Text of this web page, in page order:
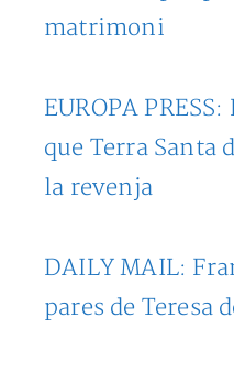
matrimoni
EUROPA
que Terra
la revenja
DAILY MAIL:
pares de Teresa